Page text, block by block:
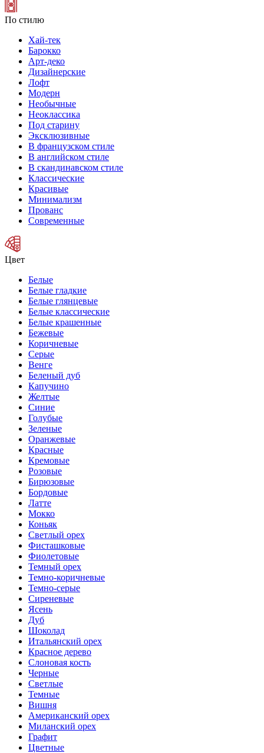
По стилю
Хай-тек
Барокко
Арт-деко
Дизайнерские
Лофт
Модерн
Необычные
Неоклассика
Под старину
Эксклюзивные
В французском стиле
В английском стиле
В скандинавском стиле
Классические
Красивые
Минимализм
Прованс
Современные
Цвет
Белые
Белые гладкие
Белые глянцевые
Белые классические
Белые крашенные
Бежевые
Коричневые
Серые
Венге
Беленый дуб
Капучино
Желтые
Синие
Голубые
Зеленые
Оранжевые
Красные
Кремовые
Розовые
Бирюзовые
Бордовые
Латте
Мокко
Коньяк
Светлый орех
Фисташковые
Фиолетовые
Темный орех
Темно-коричневые
Темно-серые
Сиреневые
Ясень
Дуб
Шоколад
Итальянский орех
Красное дерево
Слоновая кость
Черные
Светлые
Темные
Вишня
Американский орех
Миланский орех
Графит
Цветные